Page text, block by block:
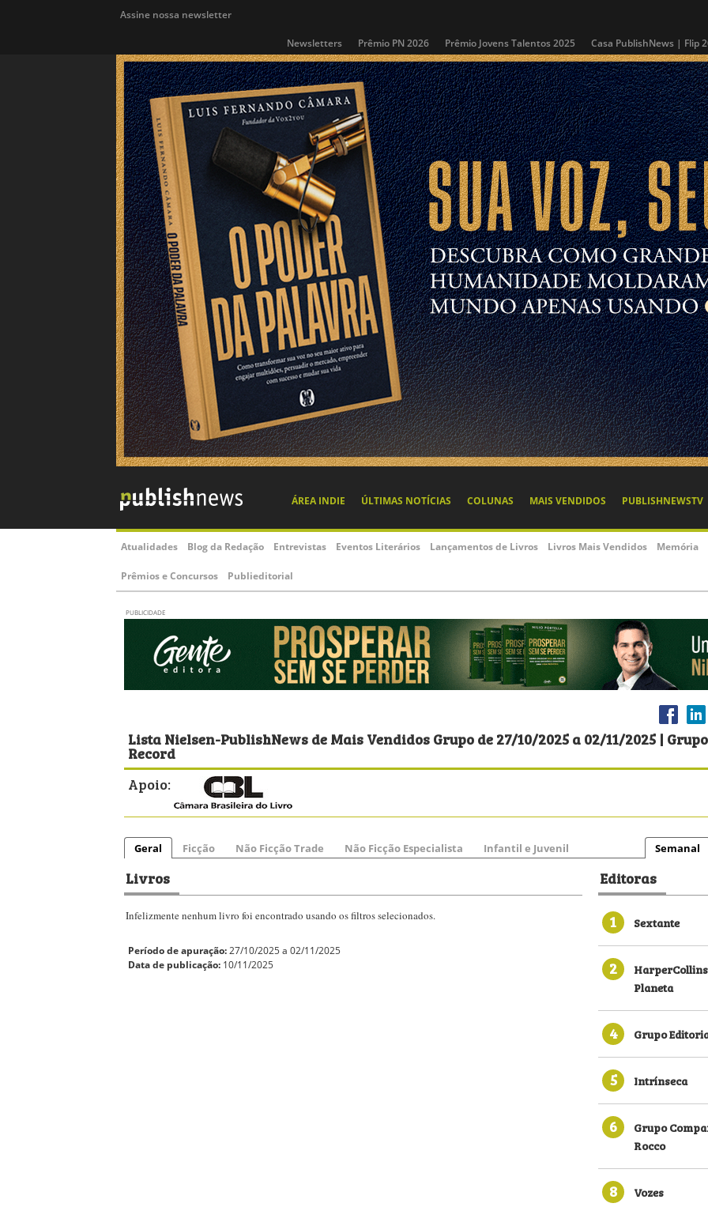
Assine nossa newsletter
Newsletters Prêmio PN 2026 Prêmio Jovens Talentos 2025 Casa PublishNews | Flip
ÁREA INDIE ÚLTIMAS NOTÍCIAS COLUNAS MAIS VENDIDOS PUBLISHNEWSTV
Atualidades Blog da Redação Entrevistas Eventos Literários Lançamentos de Livros Livros Mais Vendidos Memória
Prêmios e Concursos Publieditorial
PUBLICIDADE
Lista Nielsen-PublishNews de Mais Vendidos Grupo de 27/10/2025 a 02/11/2025 |
Record
Apoio:
Geral Ficção Não Ficção Trade Não Ficção Especialista Infantil e Juvenil Semanal
Livros
Infelizmente nenhum livro foi encontrado usando os filtros selecionados.
Período de apuração:27/10/2025 a 02/11/2025
Data de publicação: 10/11/2025
Editoras
1
Sextante
2
Planeta
4 Grupo
5 Intrínseca
6
Grupo
Rocco
8 Vozes